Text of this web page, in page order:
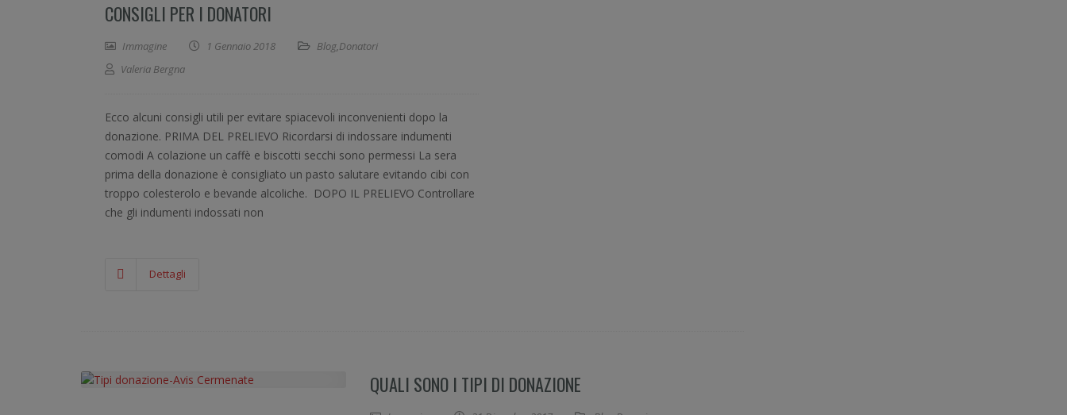
CONSIGLI PER I DONATORI
Immagine 1 Gennaio 2018 Blog,Donatori
Valeria Bergna
Ecco alcuni consigli utili per evitare spiacevoli inconvenienti dopo la
donazione. PRIMA DEL PRELIEVO Ricordarsi di indossare indumenti
comodi A colazione un caffè e biscotti secchi sono permessi La sera
prima della donazione è consigliato un pasto salutare evitando cibi con
troppo colesterolo e bevande alcoliche. DOPO IL PRELIEVO Controllare
che gli indumenti indossati non
Dettagli
QUALI SONO I TIPI DI DONAZIONE